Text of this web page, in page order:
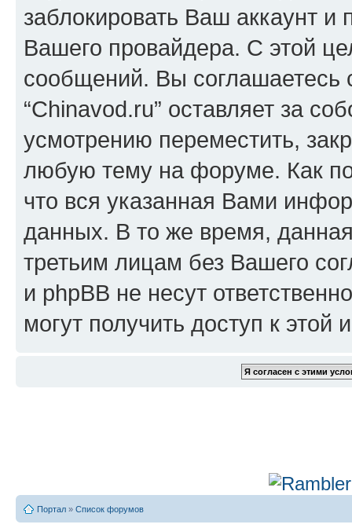
заблокировать Ваш аккаунт и
Вашего провайдера. С этой
сообщений. Вы соглашаетесь
“Chinavod.ru” оставляет за
усмотрению переместить,
любую тему на форуме. Как
что вся указанная Вами
данных. В то же время,
третьим лицам без Вашего
и phpBB не несут
могут получить доступ к
Портал » Список форумов